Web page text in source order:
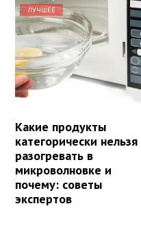
ЛУЧШЕЕ
Какие продукты
категорически нельзя
разогревать в
микроволновке и
почему: советы
экспертов